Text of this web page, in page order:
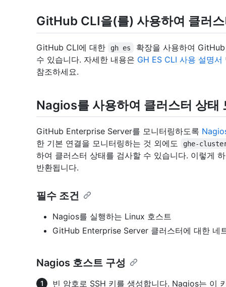
GitHub CLI을(를) 사용하여 클러
GitHub CLI에 대한 gh es
확장을 사용하여
수 있습니다. 자세한 내용은 GH ES CLI 사용 설명서
참조하세요.
Nagios를 사용하여 클러스터 상태
GitHub Enterprise Server를 모니터링하도록
한 기본 연결을 모니터링하는 것 외에도
ghe-
하여 클러스터 상태를 검사할 수 있습니다. 이렇게
반환됩니다.
필수 조건
Nagios를 실행하는 Linux 호스트
GitHub Enterprise Server 클러스터에 대한 네
Nagios 호스트 구성
빈 암호로 SSH 키를 생성합니다. Nagios는 이